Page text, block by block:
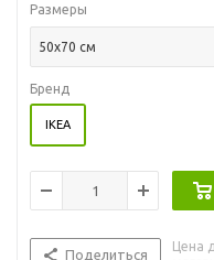
Размеры
50x70 см
Бренд
IKEA
Поделиться
Цена